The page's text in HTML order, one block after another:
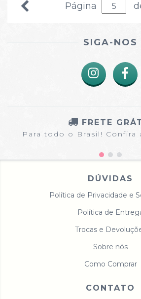
Página
SIGA-NOS
FRETE
Para todo o Brasil! Confira
DÚVIDAS
Política de Privacidade e
Política de
Trocas e
Sobre nós
Como Comprar
CONTATO